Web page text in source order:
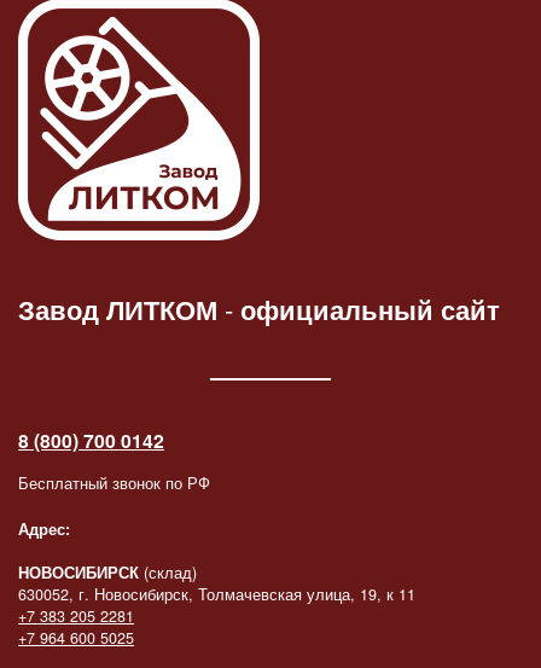
Завод ЛИТКОМ -официальный сайт
8 (800) 700 0142
Бесплатный звонок по РФ
Адрес:
НОВОСИБИРСК (склад)
630052, г. Новосибирск, Толмачевская улица, 19, к 11
+7 383 205 2281
+7 964 600 5025